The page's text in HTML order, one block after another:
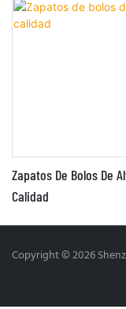
Zapatos De Bolos De
Calidad
Copyright © 2026